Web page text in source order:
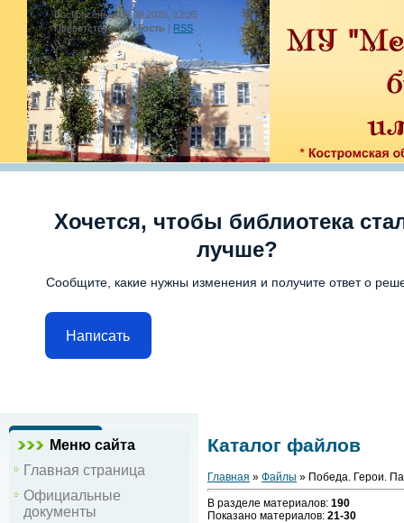
Воскресенье, 09.08.2026, 12:35
Приветствую Вас Гость | RSS
Хочется, чтобы библиотека
лучше?
Сообщите, какие нужны изменения и получите ответ о
Написать
Меню сайта
Главная страница
Официальные
документы
Каталог файлов
Главная » Файлы » Победа. Герои.
В разделе материалов: 190
Показано материалов: 21-30